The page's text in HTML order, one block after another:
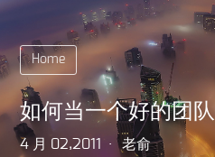
Home
如何当一个好的团
4 月 02,2011 老俞